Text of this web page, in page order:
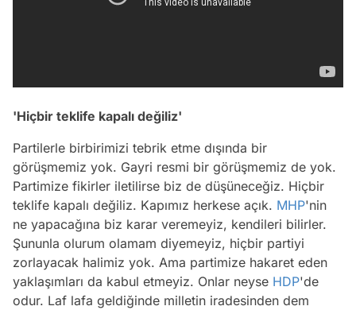
'Hiçbir teklife kapalı değiliz'
Partilerle birbirimizi tebrik etme dışında bir
görüşmemiz yok. Gayri resmi bir görüşmemiz de yok.
Partimize fikirler iletilirse biz de düşüneceğiz. Hiçbir
teklife kapalı değiliz. Kapımız herkese açık. MHP'nin
ne yapacağına biz karar veremeyiz, kendileri bilirler.
Şununla olurum olamam diyemeyiz, hiçbir partiyi
zorlayacak halimiz yok. Ama partimize hakaret eden
yaklaşımları da kabul etmeyiz. Onlar neyse HDP'de
odur. Laf lafa geldiğinde milletin iradesinden dem